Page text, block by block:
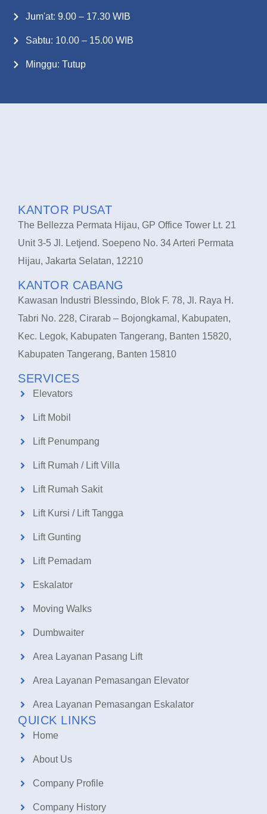
Jum'at: 9.00 – 17.30 WIB
Sabtu: 10.00 – 15.00 WIB
Minggu: Tutup
KANTOR PUSAT
The Bellezza Permata Hijau, GP Office Tower Lt. 21
Unit 3-5 Jl. Letjend. Soepeno No. 34 Arteri Permata
Hijau, Jakarta Selatan, 12210
KANTOR CABANG
Kawasan Industri Blessindo, Blok F. 78, Jl. Raya H.
Tabri No. 228, Cirarab – Bojongkamal, Kabupaten,
Kec. Legok, Kabupaten Tangerang, Banten 15820,
Kabupaten Tangerang, Banten 15810
SERVICES
Elevators
Lift Mobil
Lift Penumpang
Lift Rumah / Lift Villa
Lift Rumah Sakit
Lift Kursi / Lift Tangga
Lift Gunting
Lift Pemadam
Eskalator
Moving Walks
Dumbwaiter
Area Layanan Pasang Lift
Area Layanan Pemasangan Elevator
Area Layanan Pemasangan Eskalator
QUICK LINKS
Home
About Us
Company Profile
Company History